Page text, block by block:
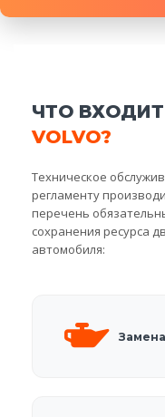
ЧТО
VOLVO?
Техническое
регламенту
перечень
сохранения ресурса
автомобиля: